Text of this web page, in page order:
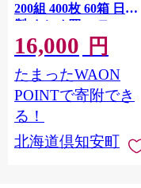
200組 400枚 60箱 日本
製 まとめ買い ティッ
シュ リサイクル 長持
防災 常備品 日用雑貨
消耗品 生活必需品 備
蓄 ペーパー 紙 北海道
倶知安町 日用品
16,000 円
たまったWAON
POINTで寄附でき
る！
北海道倶知安町